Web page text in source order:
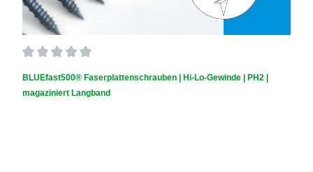
BLUEfast500® Faserplattenschrauben | Hi-Lo-Gewinde | PH2 |
magaziniert Langband